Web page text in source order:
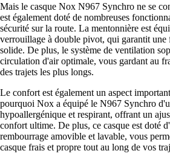
Mais le casque Nox N967 Synchro ne se
est également doté de nombreuses
sécurité sur la route. La mentonnière est
verrouillage à double pivot, qui garantit une
solide. De plus, le système de ventilation
circulation d'air optimale, vous gardant au
des trajets les plus longs.
Le confort est également un aspect
pourquoi Nox a équipé le N967 Synchro
hypoallergénique et respirant, offrant un
confort ultime. De plus, ce casque est doté
rembourrage amovible et lavable, vous
casque frais et propre tout au long de vos